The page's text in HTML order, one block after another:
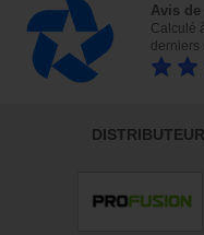
Avis
Calculé
derniers